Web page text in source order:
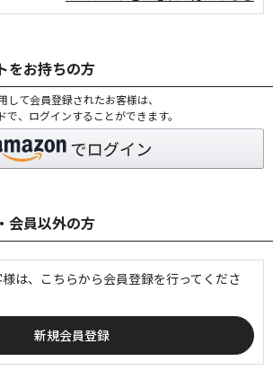
をお持ちの方
て会員登録されたお客様は、
、ログインすることができます。
会員以外の方
は、こちらから会員登録を行ってくださ